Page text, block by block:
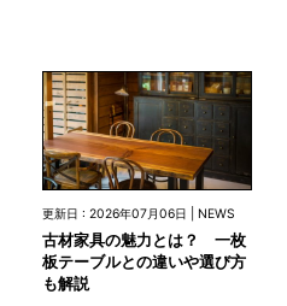
更新日 : 2026年07月06日 | NEWS
古材家具の魅力とは？ 一枚
板テーブルとの違いや選び方
も解説